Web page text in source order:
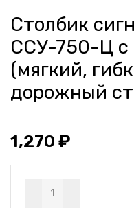
Столбик
ССУ-750-Ц с
(мягкий,
дорожный
1,270 ₽
- +
Alternative: